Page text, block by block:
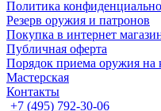
Политика
Резерв оружия и патронов
Покупка в интернет
Публичная оферта
Порядок приема оружия на
Мастерская
Контакты
+7 (495) 792-30-06